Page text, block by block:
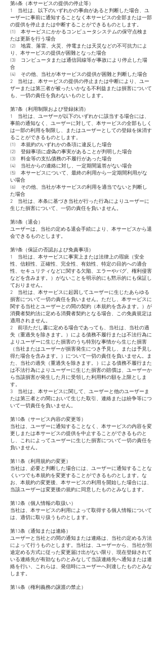
第6条（本サービスの提供の停止等）
1 当社は、以下のいずれかの事由があると判断した場合、ユ
ーザーに事前に通知することなく本サービスの全部または一部
の提供を停止または中断することができるものとします。
(1) 本サービスにかかるコンピュータシステムの保守点検ま
たは更新を行う場合
(2) 地震、落雷、火災、停電または天災などの不可抗力によ
り、本サービスの提供が困難となった場合
(3) コンピュータまたは通信回線等が事故により停止した場
合
(4) その他、当社が本サービスの提供が困難と判断した場合
2 当社は、本サービスの提供の停止または中断により、ユー
ザーまたは第三者が被ったいかなる不利益または損害について
も、一切の責任を負わないものとします。
第7条（利用制限および登録抹消）
1 当社は、ユーザーが以下のいずれかに該当する場合には、
事前の通知なく、ユーザーに対して、本サービスの全部もしく
は一部の利用を制限し、またはユーザーとしての登録を抹消す
ることができるものとします。
(1) 本規約のいずれかの条項に違反した場合
(2) 登録事項に虚偽の事実があることが判明した場合
(3) 料金等の支払債務の不履行があった場合
(4) 当社からの連絡に対し、一定期間返答がない場合
(5) 本サービスについて、最終の利用から一定期間利用がな
い場合
(6) その他、当社が本サービスの利用を適当でないと判断し
た場合
2 当社は、本条に基づき当社が行った行為によりユーザーに
生じた損害について、一切の責任を負いません。
第8条（退会）
ユーザーは、当社の定める退会手続により、本サービスから退
会できるものとします。
第9条（保証の否認および免責事項）
1 当社は、本サービスに事実上または法律上の瑕疵（安全
性、信頼性、正確性、完全性、有効性、特定の目的への適合
性、セキュリティなどに関する欠陥、エラーやバグ、権利侵害
などを含みます。）がないことを明示的にも黙示的にも保証し
ておりません。
2 当社は、本サービスに起因してユーザーに生じたあらゆる
損害について一切の責任を負いません。ただし、本サービスに
関する当社とユーザーとの間の契約（本規約を含みます。）が
消費者契約法に定める消費者契約となる場合、この免責規定は
適用されません。
2 前項ただし書に定める場合であっても、当社は、当社の過
失（重過失を除きます。）による債務不履行または不法行為に
よりユーザーに生じた損害のうち特別な事情から生じた損害
（当社またはユーザーが損害発生につき予見し、または予見し
得た場合を含みます。）について一切の責任を負いません。ま
た、当社の過失（重過失を除きます。）による債務不履行また
は不法行為によりユーザーに生じた損害の賠償は、ユーザーか
ら当該損害が発生した月に受領した利用料の額を上限としま
す。
3 当社は、本サービスに関して、ユーザーと他のユーザーま
たは第三者との間において生じた取引、連絡または紛争等につ
いて一切責任を負いません。
第10条（サービス内容の変更等）
当社は、ユーザーに通知することなく、本サービスの内容を変
更しまたは本サービスの提供を中止することができるものと
し、これによってユーザーに生じた損害について一切の責任を
負いません。
第11条（利用規約の変更）
当社は、必要と判断した場合には、ユーザーに通知することな
くいつでも本規約を変更することができるものとします。な
お、本規約の変更後、本サービスの利用を開始した場合には、
当該ユーザーは変更後の規約に同意したものとみなします。
第12条（個人情報の取扱い）
当社は、本サービスの利用によって取得する個人情報について
は、適切に取り扱うものとします。
第13条（通知または連絡）
ユーザーと当社との間の通知または連絡は、当社の定める方法
によって行うものとします。当社は、ユーザーから、当社が別
途定める方式に従った変更届け出がない限り、現在登録されて
いる連絡先が有効なものとみなして当該連絡先へ通知または連
絡を行い、これらは、発信時にユーザーへ到達したものとみな
します。
第14条（権利義務の譲渡の禁止）